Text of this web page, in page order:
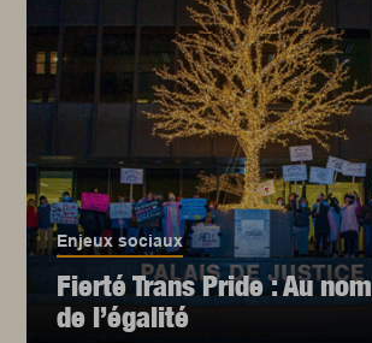
Enjeux sociaux
Fierté Trans Pride : Au nom
de l’égalité